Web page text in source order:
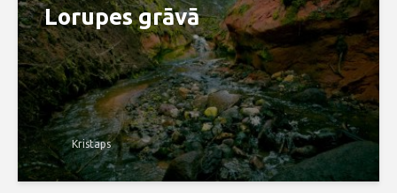
Lorupes grāvā
Kristaps